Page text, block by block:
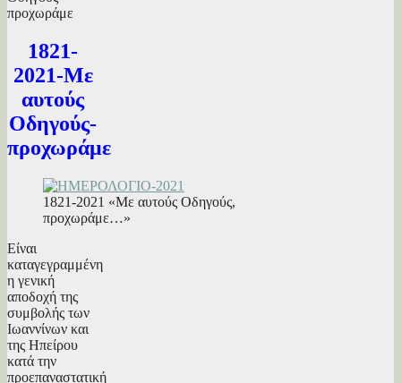
προχωράμε
1821-
2021-Με
αυτούς
Οδηγούς-
προχωράμε
1821-2021 «Με αυτούς Οδηγούς,
προχωράμε…»
Είναι
καταγεγραμμένη
η γενική
αποδοχή της
συμβολής των
Ιωαννίνων και
της Ηπείρου
κατά την
προεπαναστατική